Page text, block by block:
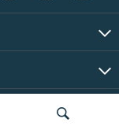
права защищены.